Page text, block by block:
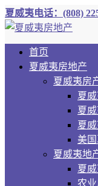
夏威夷电话：(808)
首页
夏威夷房地产
夏威夷房
夏
夏
夏
美
夏威夷地
夏
农